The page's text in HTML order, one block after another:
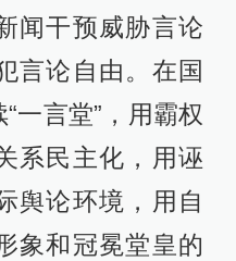
闻干预威胁言论
言论自由。在国
一言堂”，用霸权
系民主化，用诬
舆论环境，用自
象和冠冕堂皇的